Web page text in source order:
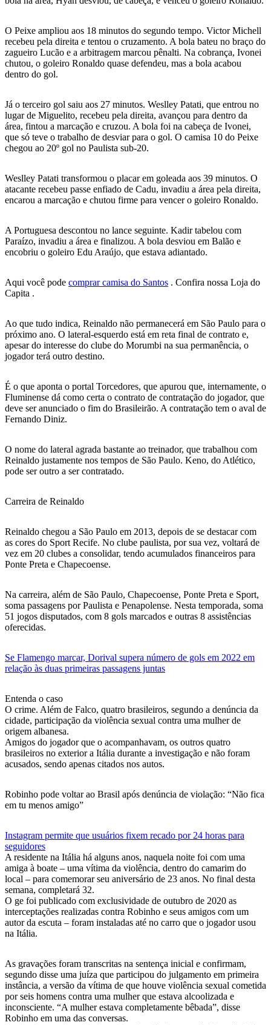
O Peixe ampliou aos 18 minutos do segundo tempo. Victor Michell
recebeu pela direita e tentou o cruzamento. A bola bateu no braço do
zagueiro Lucão e a arbitragem marcou pênalti. Na cobrança, Ivonei
chutou, o goleiro Ronaldo quase defendeu, mas a bola acabou
dentro do gol.
Já o terceiro gol saiu aos 27 minutos. Weslley Patati, que entrou no
lugar de Miguelito, recebeu pela direita, avançou para dentro da
área, fintou a marcação e cruzou. A bola foi na cabeça de Ivonei,
que só teve o trabalho de desviar para o gol. O camisa 10 do Peixe
chegou ao 20º gol no Paulista sub-20.
Weslley Patati transformou o placar em goleada aos 39 minutos. O
atacante recebeu passe enfiado de Cadu, invadiu a área pela direita,
encarou a marcação e chutou firme para vencer o goleiro Ronaldo.
A Portuguesa descontou no lance seguinte. Kadir tabelou com
Paraízo, invadiu a área e finalizou. A bola desviou em Balão e
encobriu o goleiro Edu Araújo, que estava adiantado.
Aqui você pode comprar camisa do Santos . Confira nossa Loja do
Capita .
Ao que tudo indica, Reinaldo não permanecerá em São Paulo para o
próximo ano. O lateral-esquerdo está em reta final de contrato e,
apesar do interesse do clube do Morumbi na sua permanência, o
jogador terá outro destino.
É o que aponta o portal Torcedores, que apurou que, internamente, o
Fluminense dá como certa o contrato de contratação do jogador, que
deve ser anunciado o fim do Brasileirão. A contratação tem o aval de
Fernando Diniz.
O nome do lateral agrada bastante ao treinador, que trabalhou com
Reinaldo justamente nos tempos de São Paulo. Keno, do Atlético,
pode ser outro a ser contratado.
Carreira de Reinaldo
Reinaldo chegou a São Paulo em 2013, depois de se destacar com
as cores do Sport Recife. No clube paulista, por sua vez, voltará de
vez em 20 clubes a consolidar, tendo acumulados financeiros para
Ponte Preta e Chapecoense.
Na carreira, além de São Paulo, Chapecoense, Ponte Preta e Sport,
soma passagens por Paulista e Penapolense. Nesta temporada, soma
51 jogos disputados, com 8 gols marcados e outras 8 assistências
oferecidas.
Se Flamengo marcar, Dorival supera número de gols em 2022 em
relação às duas primeiras passagens juntas
Entenda o caso
O crime. Além de Falco, quatro brasileiros, segundo a denúncia da
cidade, participação da violência sexual contra uma mulher de
origem albanesa.
Amigos do jogador que o acompanhavam, os outros quatro
brasileiros no exterior a Itália durante a investigação e não foram
acusados, sendo apenas citados nos autos.
Robinho pode voltar ao Brasil após denúncia de violação: “Não fica
em tu menos amigo”
Instagram permite que usuários fixem recado por 24 horas para
seguidores
A residente na Itália há alguns anos, naquela noite foi com uma
amiga à boate – uma vítima da violência, dentro do camarim do
local – para comemorar seu aniversário de 23 anos. No final desta
semana, completará 32.
O ge foi publicado com exclusividade de outubro de 2020 as
interceptações realizadas contra Robinho e seus amigos com um
autor da escuta – foram instaladas até no carro que o jogador usou
na Itália.
As gravações foram transcritas na sentença inicial e confirmam,
segundo disse uma juíza que participou do julgamento em primeira
instância, a versão da vítima de que houve violência sexual cometida
por seis homens contra uma mulher que estava alcoolizada e
inconsciente. “A mulher estava completamente bêbada”, disse
Robinho em uma das conversas.